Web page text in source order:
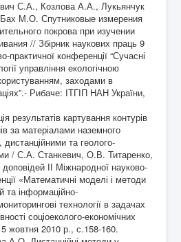
С.А., Козлова А.А., Лукьянчук
М.О. Спутниковые измерения
покрова при изучении
// Збірник наукових праць 9
практичної конференції “Сучасні
управління екологічною
заходами в
Рибаче: ІТГІП НАН України,
результатів картування контурів
за матеріалами наземного
та геолого-
/ С.А. Станкевич, О.В. Титаренко,
ІІ Міжнародної науково-
«Математичні моделі і методи
та інформаційно-
технології в задачах
соціоеколого-економічних
жовтня 2010 р., с.158-160.